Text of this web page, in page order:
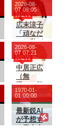
広末涼子
「頑なだ
った私が
180度変わ
った」
病名公表
を決意さ
せた、次
男からの
言葉明か
す
NEW
2026-08-
07 08:05
中居正広
（無
職）、熊
本に多額
の寄付し
ていた。
知人「誰
にも知ら
NEW
2026-08-
07 07:21
最新鋭AI
が予想す
る日本人
1970-01-
01 00:00